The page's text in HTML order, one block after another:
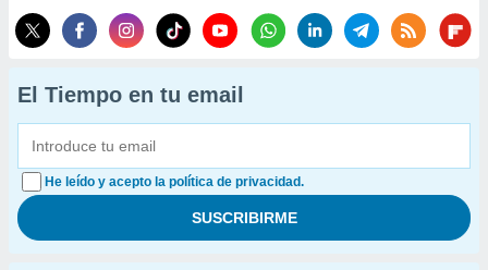
El Tiempo en tu email
He leído y acepto la política de privacidad.